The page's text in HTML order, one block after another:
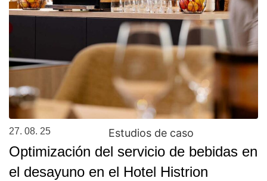
27. 08. 25 Estudios de caso
Optimización del servicio de bebidas en
el desayuno en el Hotel Histrion